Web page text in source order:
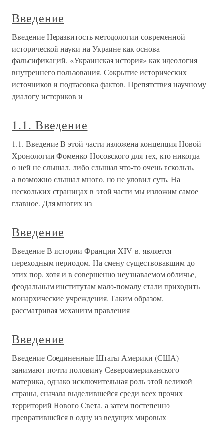
Введение
Введение Неразвитость методологии современной
исторической науки на Украине как основа
фальсификаций. «Украинская история» как идеология
внутреннего пользования. Сокрытие исторических
источников и подтасовка фактов. Препятствия научному
диалогу историков и
1.1. Введение
1.1. Введение В этой части изложена концепция Новой
Хронологии Фоменко-Носовского для тех, кто никогда
о ней не слышал, либо слышал что-то очень вскользь,
а возможно слышал много, но не уловил суть. На
нескольких страницах в этой части мы изложим самое
главное. Для многих из
Введение
Введение В истории Франции XIV в. является
переходным периодом. На смену существовавшим до
этих пор, хотя и в совершенно неузнаваемом обличье,
феодальным институтам мало-помалу стали приходить
монархические учреждения. Таким образом,
рассматривая механизм правления
Введение
Введение Соединенные Штаты Америки (США)
занимают почти половину Североамериканского
материка, однако исключительная роль этой великой
страны, сначала выделившейся среди всех прочих
территорий Нового Света, а затем постепенно
превратившейся в одну из ведущих мировых